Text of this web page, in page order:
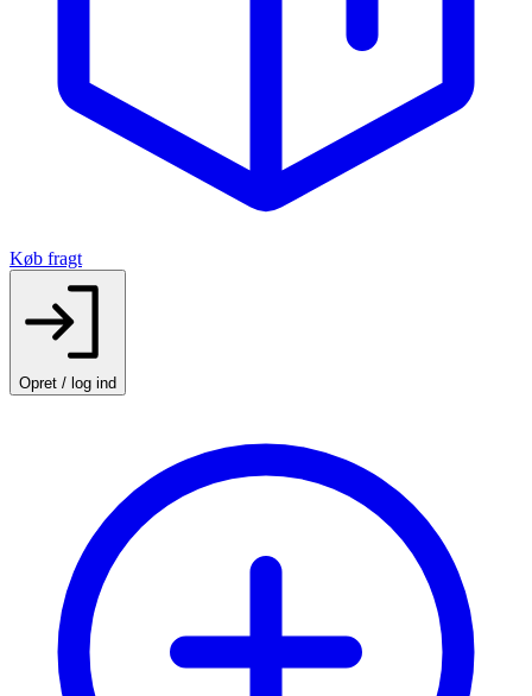
Køb fragt
Opret / log ind